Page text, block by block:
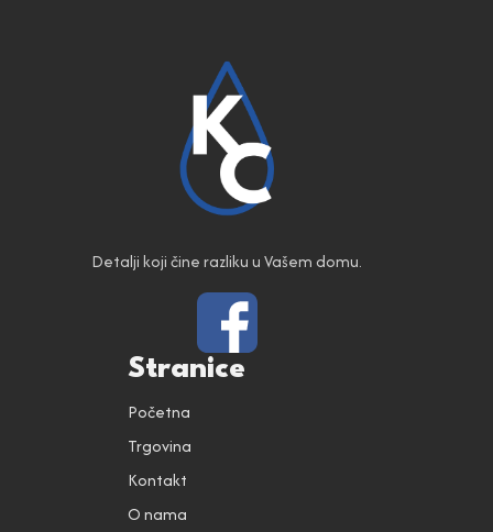
Detalji koji čine razliku u Vašem domu.
Stranice
Početna
Trgovina
Kontakt
O nama